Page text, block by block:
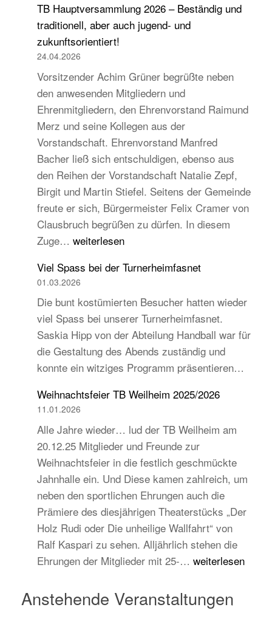
beim
des
TB Hauptversammlung 2026 – Beständig und
traditionell, aber auch jugend- und
zukunftsorientiert!
24.04.2026
Vorsitzender Achim Grüner begrüßte neben
den anwesenden Mitgliedern und
Ehrenmitgliedern, den Ehrenvorstand Raimund
Merz und seine Kollegen aus der
Vorstandschaft. Ehrenvorstand Manfred
Bacher ließ sich entschuldigen, ebenso aus
den Reihen der Vorstandschaft Natalie Zepf,
Birgit und Martin Stiefel. Seitens der Gemeinde
freute er sich, Bürgermeister Felix Cramer von
Clausbruch begrüßen zu dürfen. In diesem
Zuge… TB
2026
–
Beständig
und
traditionell,
aber
auch
jugend-
und
weiterlesen
Viel Spass bei der Turnerheimfasnet
01.03.2026
Die bunt kostümierten Besucher hatten wieder
viel Spass bei unserer Turnerheimfasnet.
Saskia Hipp von der Abteilung Handball war für
die Gestaltung des Abends zuständig und
konnte ein witziges Programm präsentieren…
Weihnachtsfeier TB Weilheim 2025/2026
11.01.2026
Alle Jahre wieder… lud der TB Weilheim am
20.12.25 Mitglieder und Freunde zur
Weihnachtsfeier in die festlich geschmückte
Jahnhalle ein. Und Diese kamen zahlreich, um
neben den sportlichen Ehrungen auch die
Prämiere des diesjährigen Theaterstücks „Der
Holz Rudi oder Die unheilige Wallfahrt“ von
Ralf Kaspari zu sehen. Alljährlich stehen die
Ehrungen der Mitglieder mit 25-… Weihnachtsfeier
2025/2026
weiterlesen
Anstehende Veranstaltungen